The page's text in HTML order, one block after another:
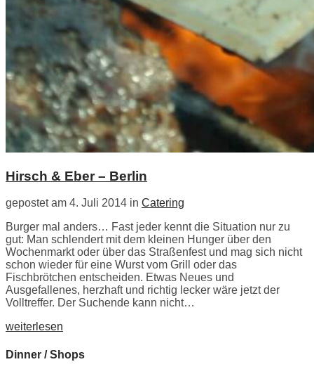
Hirsch & Eber – Berlin
gepostet am 4. Juli 2014 in Catering
Burger mal anders… Fast jeder kennt die Situation nur zu
gut: Man schlendert mit dem kleinen Hunger über den
Wochenmarkt oder über das Straßenfest und mag sich nicht
schon wieder für eine Wurst vom Grill oder das
Fischbrötchen entscheiden. Etwas Neues und
Ausgefallenes, herzhaft und richtig lecker wäre jetzt der
Volltreffer. Der Suchende kann nicht…
weiterlesen
Dinner / Shops